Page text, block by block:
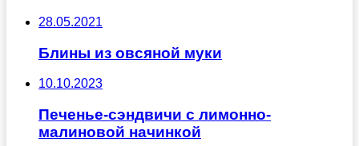
28.05.2021
Блины из овсяной муки
10.10.2023
Печенье-сэндвичи с лимонно-
малиновой начинкой